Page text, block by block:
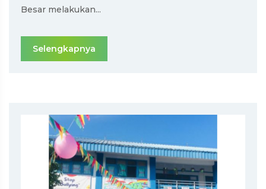
Besar melakukan...
Selengkapnya